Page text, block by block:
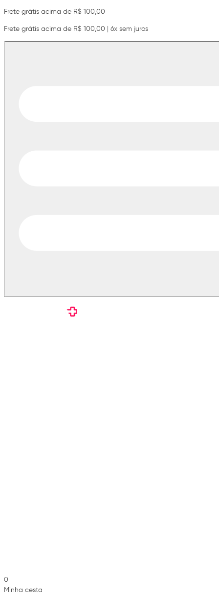
Frete grátis acima de R$ 100,00
Frete grátis acima de R$ 100,00 | 6x sem juros
0
Minha cesta